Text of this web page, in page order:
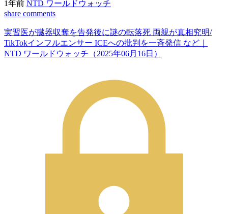
1年前 NTD ワールドウォッチ
share comments
実習医が臓器収奪を告発後に謎の転落死 両親が真相究明/
TikTokインフルエンサー ICEへの批判を一斉発信 など｜
NTD ワールドウォッチ（2025年06月16日）